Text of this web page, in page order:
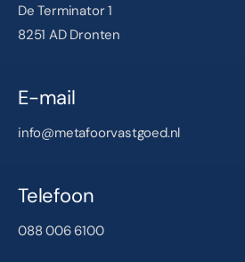
De Terminator 1
8251 AD Dronten
E-mail
info@metafoorvastgoed.nl
Telefoon
088 006 6100